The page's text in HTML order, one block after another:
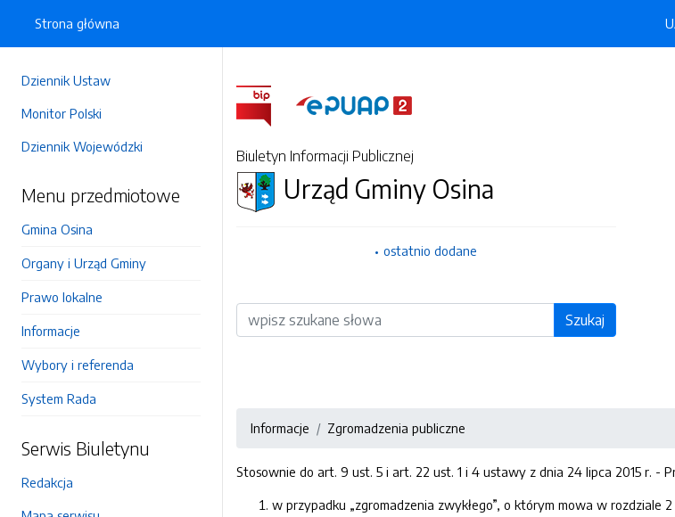
Dziennik Ustaw
Monitor Polski
Dziennik Wojewódzki
Menu przedmiotowe
Gmina Osina
Organy i Urząd Gminy
Prawo lokalne
Informacje
Wybory i referenda
System Rada
Serwis Biuletynu
Redakcja
Strona główna
Biuletyn Informacji Publicznej
Urząd Gminy Osina
ostatnio dodane
Wyszukiwarka Szukaj
Informacje Zgromadzenia publiczne
Stosownie do art. 9 ust. 5 i art. 22 ust. 1 i 4 ustawy z dnia 24 lipca 2015 r. -
w przypadku „zgromadzenia zwykłego”, o którym mowa w rozdziale